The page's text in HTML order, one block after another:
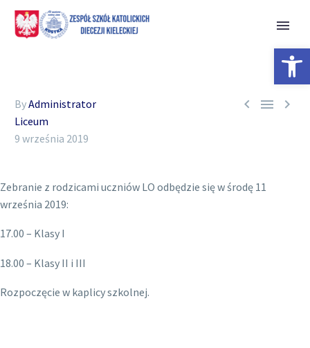
  
ByAdministrator
Liceum
9 września 2019
Zebranie z rodzicami uczniów LO odbędzie się w środę 11
września 2019:
17.00 – Klasy I
18.00 – Klasy II i III
Rozpoczęcie w kaplicy szkolnej.